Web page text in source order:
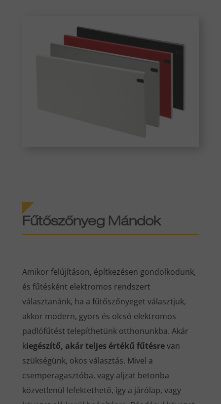
Fűtőszőnyeg Mándok
Amikor felújításon, építkezésen gondolkodunk,
és fűtésként elektromos rendszert
választanánk, ha a fűtőszőnyeget választjuk,
akkor modern, gyors és olcsó elektromos
padlófűtést telepíthetünk otthonunkba. Akár
kiegészítő, akár teljes értékű fűtésrevan
szükségünk, okos választás. Mivel a
csemperagasztóba, vagy aljzat betonba
közvetlenül lefektethető, így a járólap, vagy